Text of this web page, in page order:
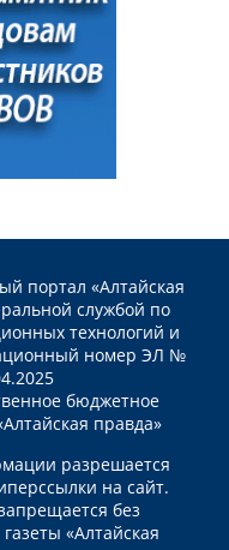
портал «Алтайская
службой по
технологий и
номер ЭЛ №
бюджетное
правда»
разрешается
на сайт.
без
«Алтайская